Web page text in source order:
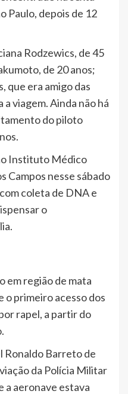
Paulo, depois de 12
Rodzewics, de 45
de 20 anos;
que era amigo das
viagem. Ainda não há
do piloto
Instituto Médico
Campos nesse sábado
coleta de DNA e
o
em região de mata
o primeiro acesso dos
rapel, a partir do
Ronaldo Barreto de
da Polícia Militar
a aeronave estava